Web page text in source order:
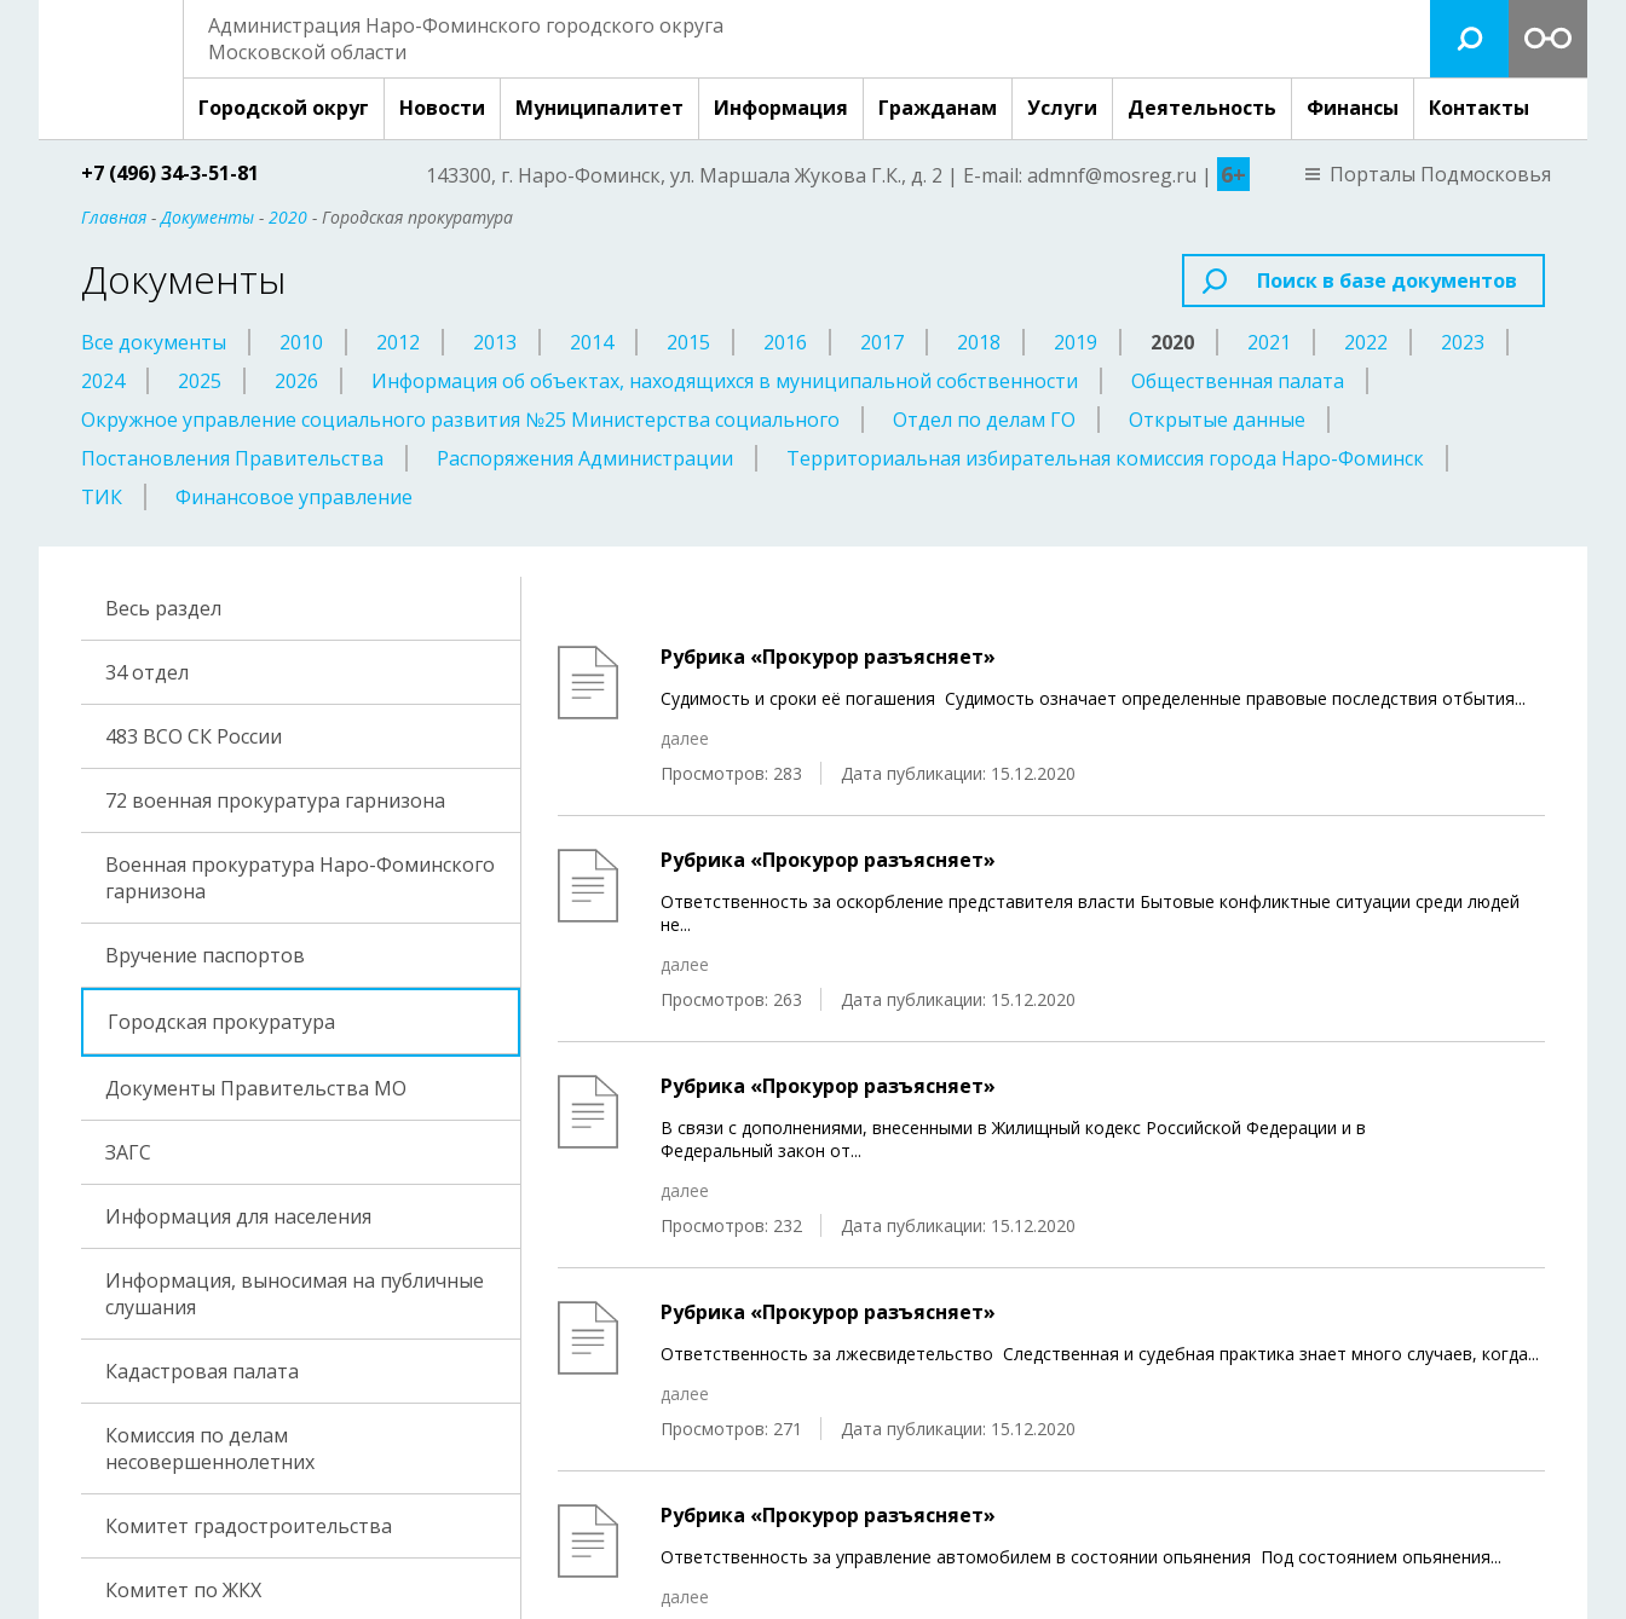
Администрация Наро-Фоминского городского округа
Московской области
Городской округ Новости Муниципалитет Информация Гражданам Услуги Деятельность Финансы Контакты
+7 (496) 34-3-51-81 143300, г. Наро-Фоминск, ул. Маршала Жукова Г.К., д. 2 | E-mail: admnf@mosreg.ru | 6+ Порталы Подмосковья
Главная -Документы - 2020 - Городская прокуратура
Документы Поиск в базе документов
Все документы 2010 2012 2013 2014 2015 2016 2017 2018 2019 2020 2021 2022
2023
2024
2025 2026 Информация об объектах, находящихся в муниципальной собственности
Общественная палата
Окружное управление социального развития №25 Министерства социального
Отдел по делам ГО
Открытые данные
Постановления Правительства
Распоряжения Администрации
Территориальная избирательная комиссия города Наро-Фоминск
ТИК
Финансовое управление
Весь раздел
34 отдел
483 ВСО СК России
72 военная прокуратура гарнизона
Военная прокуратура Наро-Фоминского
гарнизона
Вручение паспортов
Городская прокуратура
Документы Правительства МО
ЗАГС
Информация для населения
Информация, выносимая на публичные
слушания
Кадастровая палата
Комиссия по делам
несовершеннолетних
Комитет градостроительства
Комитет по ЖКХ
Рубрика «Прокурор разъясняет»
Судимость и сроки её погашения Судимость означает определенные правовые последствия отбытия...
далее
Просмотров: 283
Дата публикации: 15.12.2020
Рубрика «Прокурор разъясняет»
Ответственность за оскорбление представителя власти Бытовые конфликтные ситуации среди людей
не...
далее
Просмотров: 263
Дата публикации: 15.12.2020
Рубрика «Прокурор разъясняет»
В связи с дополнениями, внесенными в Жилищный кодекс Российской Федерации и в
Федеральный закон от...
далее
Просмотров: 232
Дата публикации: 15.12.2020
Рубрика «Прокурор разъясняет»
Ответственность за лжесвидетельство Следственная и судебная практика знает много случаев, когда...
далее
Просмотров: 271
Дата публикации: 15.12.2020
Рубрика «Прокурор разъясняет»
Ответственность за управление автомобилем в состоянии опьянения Под состоянием опьянения...
далее